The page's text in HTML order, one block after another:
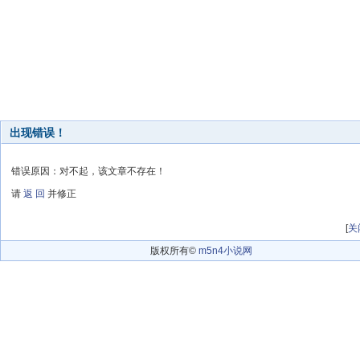
出现错误！
错误原因：对不起，该文章不存在！
请 返 回 并修正
[关
版权所有© m5n4小说网